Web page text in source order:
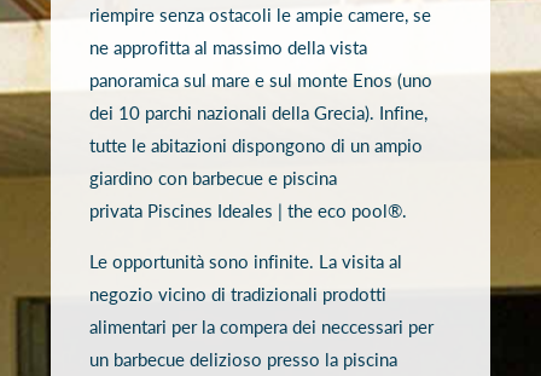
riempire senza ostacoli le ampie camere, se
ne approfitta al massimo della vista
panoramica sul mare e sul monte Enos (uno
dei 10 parchi nazionali della Grecia). Infine,
tutte le abitazioni dispongono di un ampio
giardino con barbecue e piscina
privata Piscines Ideales | the eco pool®.
Le opportunità sono infinite. La visita al
negozio vicino di tradizionali prodotti
alimentari per la compera dei neccessari per
un barbecue delizioso presso la piscina